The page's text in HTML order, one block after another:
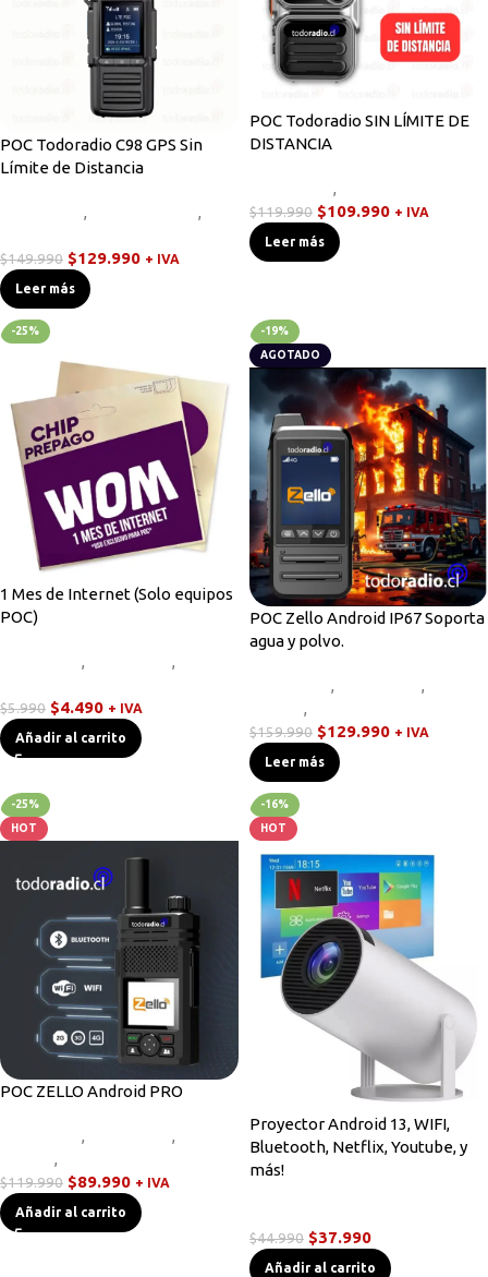
POC Todoradio C98 GPS Sin
Límite de Distancia
,
,
$149.990 $129.990 + IVA
Leer más
POC Todoradio SIN LÍMITE DE
DISTANCIA
,
$119.990 $109.990 + IVA
Leer más
-25%
1 Mes de Internet (Solo equipos
POC)
, ,
$5.990 $4.490 + IVA
Añadir al carrito
-19%
AGOTADO
POC Zello Android IP67 Soporta
agua y polvo.
, ,
,
$159.990 $129.990 + IVA
Leer más
-25%
HOT
POC ZELLO Android PRO
, ,
,
$119.990 $89.990 + IVA
Añadir al carrito
-16%
HOT
Proyector Android 13, WIFI,
Bluetooth, Netflix, Youtube, y
más!
$44.990 $37.990
Añadir al carrito